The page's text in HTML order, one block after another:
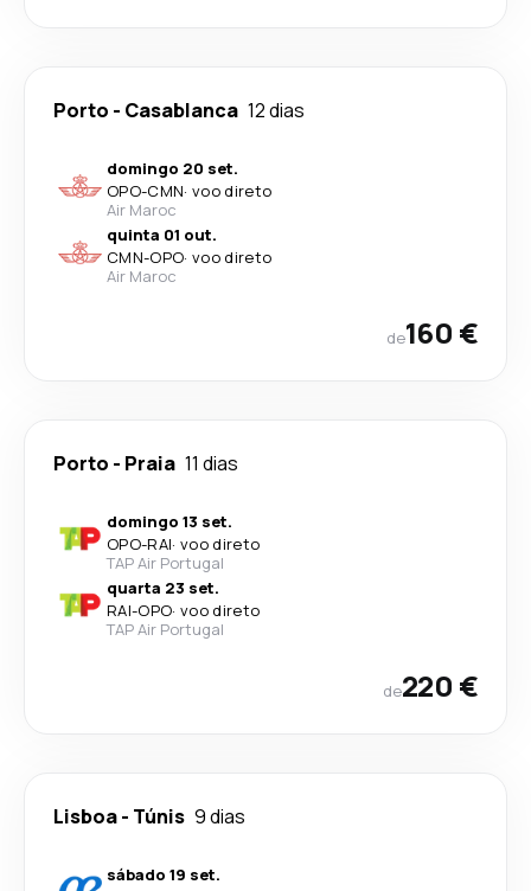
Porto - Casablanca 12 dias
domingo 20 set.
OPO-CMN· voo direto
Air Maroc
quinta 01 out.
CMN-OPO· voo direto
Air Maroc
de160 €
Porto - Praia 11 dias
domingo 13 set.
OPO-RAI· voo direto
TAP Air Portugal
quarta 23 set.
RAI-OPO· voo direto
TAP Air Portugal
de220 €
Lisboa- Túnis 9 dias
sábado 19 set.